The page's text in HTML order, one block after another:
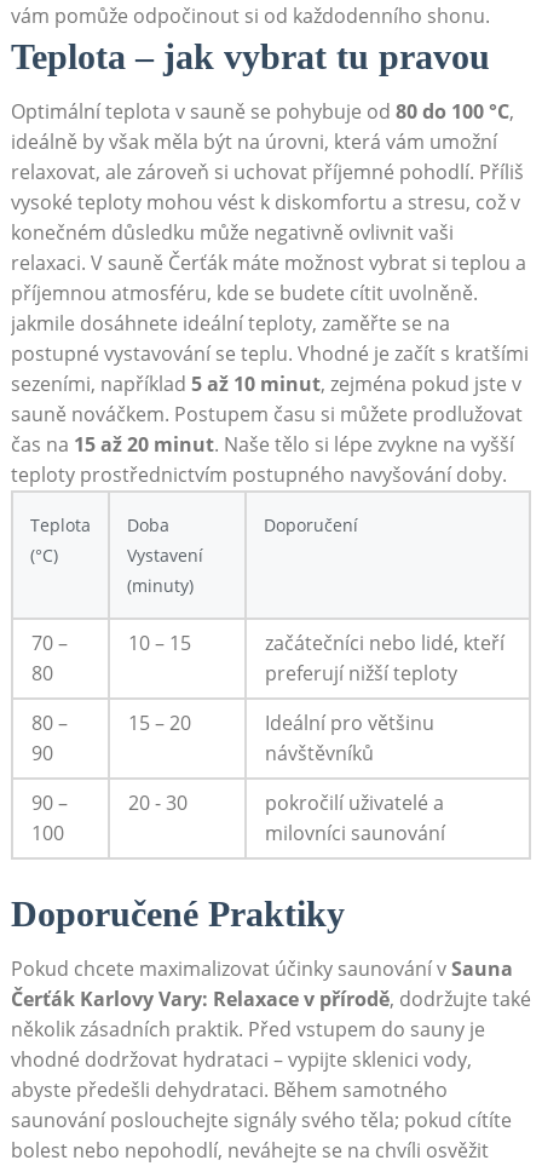
⁤vám pomůže odpočinout si od každodenního shonu.
Teplota – ⁤jak vybrat tu pravou
Optimální teplota v sauně se pohybuje od 80⁤ do 100⁢ °C,
ideálně by však měla být⁢ na úrovni,⁢ která⁣ vám umožní
⁢relaxovat, ale zároveň si ‌uchovat příjemné pohodlí.‌ Příliš
vysoké‌ teploty mohou vést k diskomfortu a stresu, což​ v
konečném důsledku‌ může negativně ovlivnit vaši
relaxaci. V sauně ‍Čerťák máte možnost vybrat si ​teplou a
příjemnou atmosféru,⁢ kde se budete cítit uvolněně.
jakmile dosáhnete ideální teploty, zaměřte se na
postupné vystavování se teplu. Vhodné je začít ‍s kratšími
sezeními,⁤ například 5 až 10 minut, zejména pokud‌ jste v
sauně nováčkem. Postupem ⁣času si můžete prodlužovat
čas‌ na 15 až⁣ 20 minut. ‍Naše tělo si lépe⁣ zvykne na vyšší
⁤teploty prostřednictvím postupného navyšování doby.
Teplota
(°C)
Doba
Vystavení
(minuty)
Doporučení
70 –
80
10 – 15
začátečníci nebo‍ lidé,‍ kteří
preferují nižší teploty
80 –
90
15 – 20
Ideální ⁤pro většinu
návštěvníků
90 –
100
20 ‌- 30
pokročilí uživatelé a
milovníci saunování
Doporučené Praktiky
Pokud chcete maximalizovat účinky saunování vSauna
Čerťák Karlovy Vary: Relaxace v přírodě, dodržujte také
několik zásadních praktik. Před‌ vstupem do sauny je
vhodné dodržovat hydrataci – vypijte sklenici vody,
abyste ⁤předešli dehydrataci.‍ Během samotného
saunování poslouchejte ⁣signály⁤ svého⁤ těla; pokud ⁤cítíte
bolest nebo nepohodlí, neváhejte se ‍na chvíli osvěžit